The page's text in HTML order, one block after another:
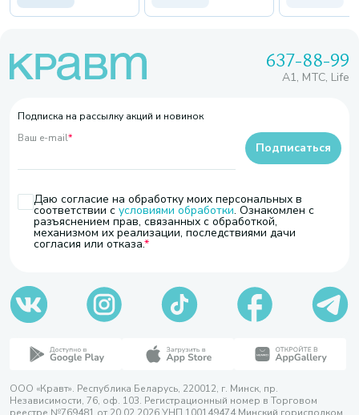
637-88-99
A1, МТС, Life
Подписка на рассылку акций и новинок
Ваш e-mail*
Даю согласие на обработку моих персональных в
соответствии с условиями обработки. Ознакомлен с
разъяснением прав, связанных с обработкой,
механизмом их реализации, последствиями дачи
согласия или отказа.
Подписаться
ООО «Кравт». Республика Беларусь, 220012, г. Минск, пр.
Независимости, 76, оф. 103. Регистрационный номер в Торговом